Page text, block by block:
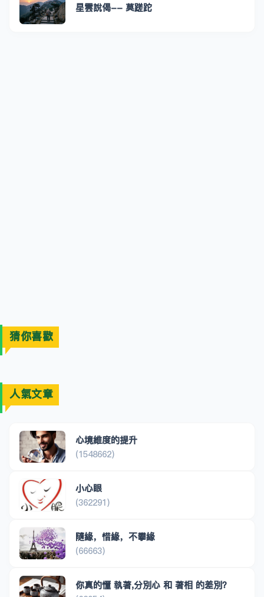
星雲說偈-- 莫蹉跎
猜你喜歡
人氣文章
心境維度的提升
(1548662)
小心眼
(362291)
隨緣，惜緣，不攀緣
(66663)
你真的懂 執著,分別心 和 著相 的差別？